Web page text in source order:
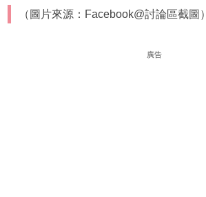
（圖片來源：Facebook@討論區截圖）
廣告